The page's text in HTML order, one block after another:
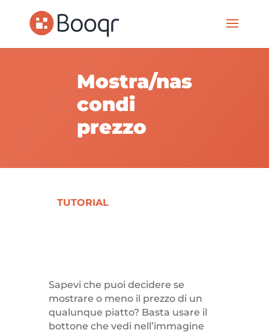
Mostra/nas
condi
prezzo
TUTORIAL
Sapevi che puoi decidere se
mostrare o meno il prezzo di un
qualunque piatto? Basta usare il
bottone che vedi nell’immagine